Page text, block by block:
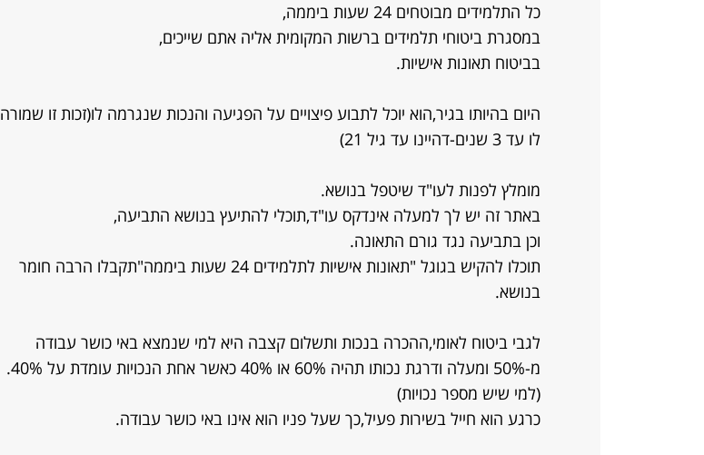
כל התלמידים מבוטחים 24 שעות ביממה,
במסגרת ביטוחי תלמידים ברשות המקומית אליה אתם שייכים,
בביטוח תאונות אישיות.
היום בהיותו בגיר,הוא יוכל לתבוע פיצויים על הפגיעה והנכות שנגרמה לו(זכות זו שמורה
לו עד 3 שנים-דהיינו עד גיל 21)
מומלץ לפנות לעו"ד שיטפל בנושא.
באתר זה יש לך למעלה אינדקס עו"ד,תוכלי להתיעץ בנושא התביעה,
וכן בתביעה נגד גורם התאונה.
תוכלו להקיש בגוגל "תאונות אישיות לתלמידים 24 שעות ביממה"תקבלו הרבה חומר
בנושא.
לגבי ביטוח לאומי,ההכרה בנכות ותשלום קצבה היא למי שנמצא באי כושר עבודה
מ-50% ומעלה ודרגת נכותו תהיה 60% או 40% כאשר אחת הנכויות עומדת על 40%.
(למי שיש מספר נכויות)
כרגע הוא חייל בשירות פעיל,כך שעל פניו הוא אינו באי כושר עבודה.